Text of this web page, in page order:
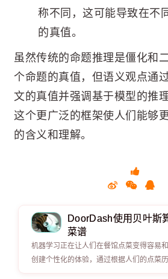
称不同，这可能导致在不
的真值。
虽然传统的命题推理是僵化和
个命题的真值，但语义观点通
文的真值并强调基于模型的推
这个更广泛的框架使人们能够
的含义和理解。
DoorDash使用贝叶斯
菜谱
机器学习正在让人们在餐馆点菜变得容易
创建个性化的体验，通过根据人们的点菜